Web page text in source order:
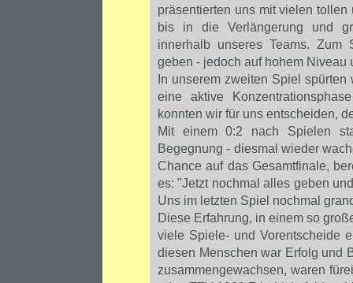
präsentierten uns mit vielen
bis in die Verlängerung und
innerhalb unseres Teams.
geben - jedoch auf hohem Niveau
In unserem zweiten Spiel
eine aktive
konnten wir für uns entscheiden,
Mit einem 0:2 nach Spielen
Begegnung - diesmal wieder
Chance auf das Gesamtfinale,
es: "Jetzt nochmal alles geben
Uns im letzten Spiel nochmal
Diese Erfahrung, in einem so
viele Spiele- und Vorentscheide
diesen Menschen war Erfolg und
zusammengewachsen, waren